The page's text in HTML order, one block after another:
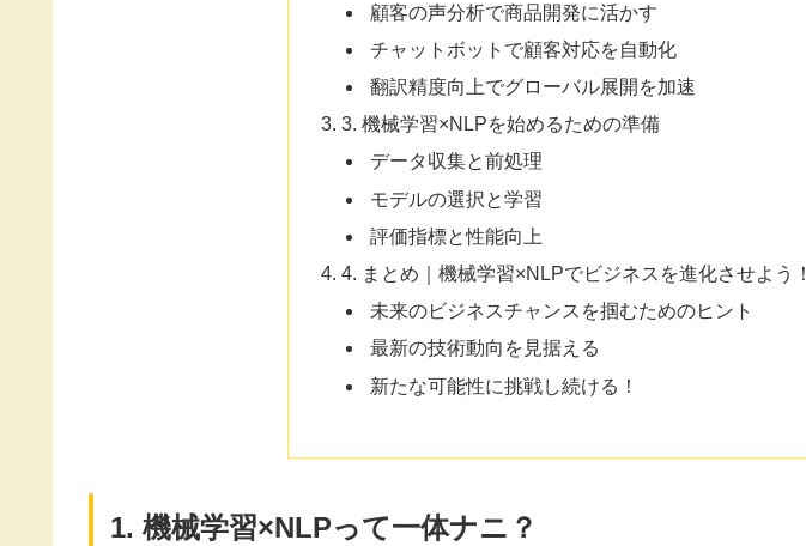
顧客の声分析で商品開発に活かす
チャットボットで顧客対応を自動化
翻訳精度向上でグローバル展開を加速
3. 機械学習×NLPを始めるための準備
データ収集と前処理
モデルの選択と学習
評価指標と性能向上
4. まとめ｜機械学習×NLPでビジネスを進化させよう！
未来のビジネスチャンスを掴むためのヒント
最新の技術動向を見据える
新たな可能性に挑戦し続ける！
1. 機械学習×NLPって一体ナニ？